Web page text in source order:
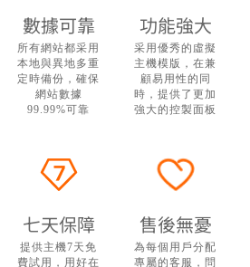
數據可靠
所有網站都采用
本地與異地多重
定時備份，確保
網站數據
99.99%可靠
功能強大
采用優秀的虛擬
主機模版，在兼
顧易用性的同
時，提供了更加
強大的控製面板
七天保障
提供主機7天免
費試用，用好在
售後無憂
為每個用戶分配
專屬的客服，問